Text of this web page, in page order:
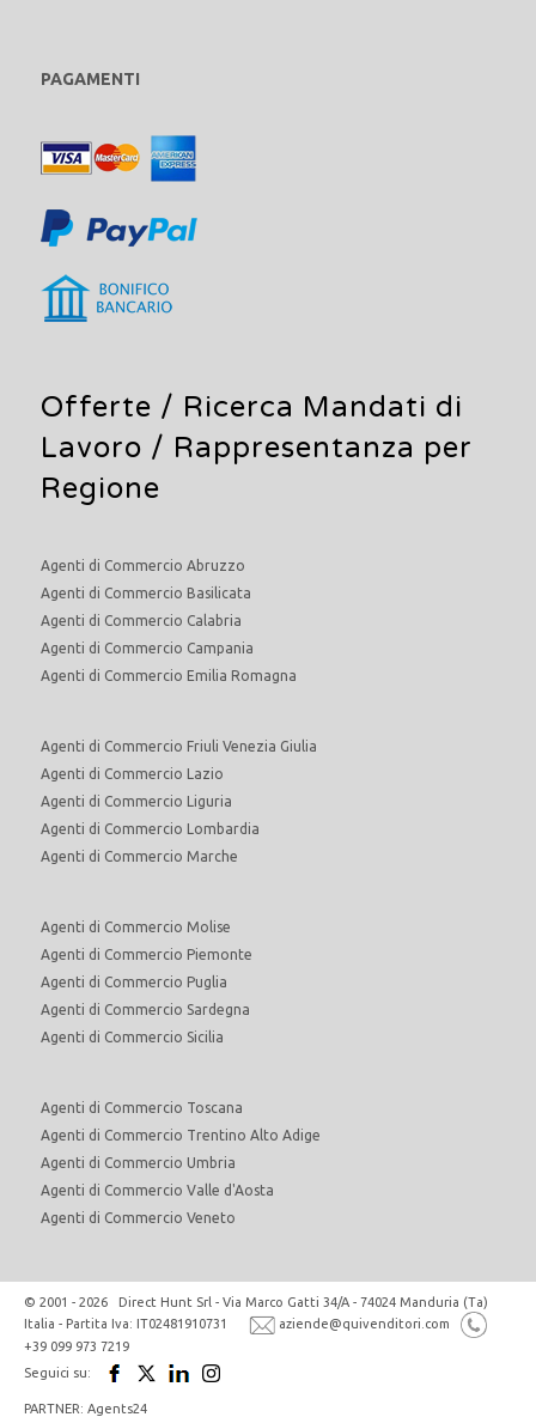
PAGAMENTI
Offerte / Ricerca Mandati di
Lavoro / Rappresentanza per
Regione
Agenti di Commercio Abruzzo
Agenti di Commercio Basilicata
Agenti di Commercio Calabria
Agenti di Commercio Campania
Agenti di Commercio Emilia Romagna
Agenti di Commercio Friuli Venezia Giulia
Agenti di Commercio Lazio
Agenti di Commercio Liguria
Agenti di Commercio Lombardia
Agenti di Commercio Marche
Agenti di Commercio Molise
Agenti di Commercio Piemonte
Agenti di Commercio Puglia
Agenti di Commercio Sardegna
Agenti di Commercio Sicilia
Agenti di Commercio Toscana
Agenti di Commercio Trentino Alto Adige
Agenti di Commercio Umbria
Agenti di Commercio Valle d'Aosta
Agenti di Commercio Veneto
© 2001 - 2026 Direct Hunt Srl - Via Marco Gatti 34/A - 74024 Manduria (Ta)
Italia - Partita Iva: IT02481910731
aziende@quivenditori.com
+39 099 973 7219
Seguici su:
PARTNER: Agents24